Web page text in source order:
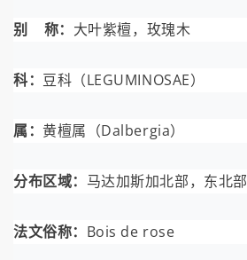
别 称： 大叶紫檀，玫瑰木
科： 豆科（LEGUMINOSAE）
属：黄檀属（Dalbergia）
分布区域： 马达加斯加北部，东北部
法文俗称： Bois de rose